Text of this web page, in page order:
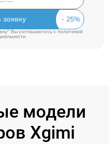
заявку
Вы соглашаетесь c политикой
модели
Xgimi